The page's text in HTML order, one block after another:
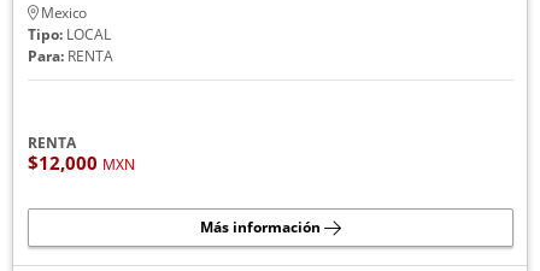
Mexico
Tipo:LOCAL
Para:RENTA
RENTA
$12,000 MXN
Más información